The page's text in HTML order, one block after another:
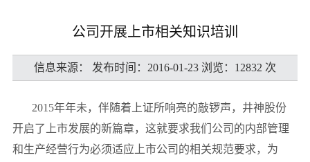
公司开展上市相关知识培训
信息来源： 发布时间：2016-01-23 浏览：12832 次
2015年年未，伴随着上证所响亮的敲锣声，井神股份
开启了上市发展的新篇章，这就要求我们公司的内部管理
和生产经营行为必须适应上市公司的相关规范要求，为